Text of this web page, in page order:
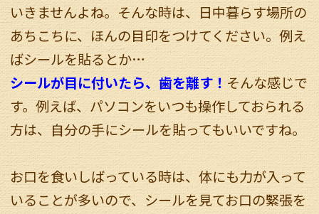
いきませんよね。そんな時は、日中暮らす場所の
あちこちに、ほんの目印をつけてください。例え
ばシールを貼るとか…
シールが目に付いたら、歯を離す！そんな感じで
す。例えば、パソコンをいつも操作しておられる
方は、自分の手にシールを貼ってもいいですね。
お口を食いしばっている時は、体にも力が入って
いることが多いので、シールを見てお口の緊張を